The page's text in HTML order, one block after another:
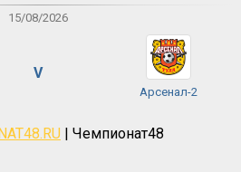
15/08/2026
V
Арсенал-2
| Чемпионат48